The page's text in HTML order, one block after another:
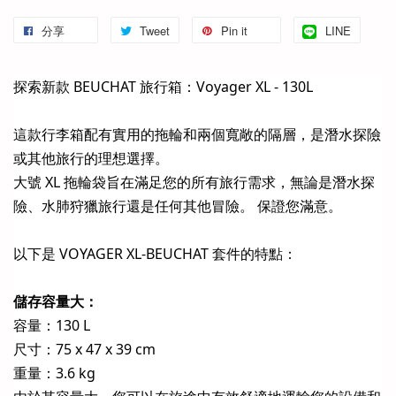
分享 Tweet Pin it LINE
探索新款 BEUCHAT 旅行箱：Voyager XL - 130L
這款行李箱配有實用的拖輪和兩個寬敞的隔層，是潛水探險
或其他旅行的理想選擇。
大號 XL 拖輪袋旨在滿足您的所有旅行需求，無論是潛水探
險、水肺狩獵旅行還是任何其他冒險。 保證您滿意。
以下是 VOYAGER XL-BEUCHAT 套件的特點：
儲存容量大：
容量：130 L
尺寸：75 x 47 x 39 cm
重量：3.6 kg